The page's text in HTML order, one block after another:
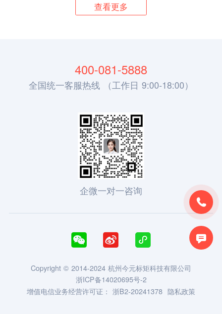
查看更多


400-081-5888
全国统一客服热线 （工作日 9:00-18:00）
企微一对一咨询
  
Copyright © 2014-2024 杭州今元标矩科技有限公司
浙ICP备14020695号-2
增值电信业务经营许可证： 浙B2-20241378 隐私政策